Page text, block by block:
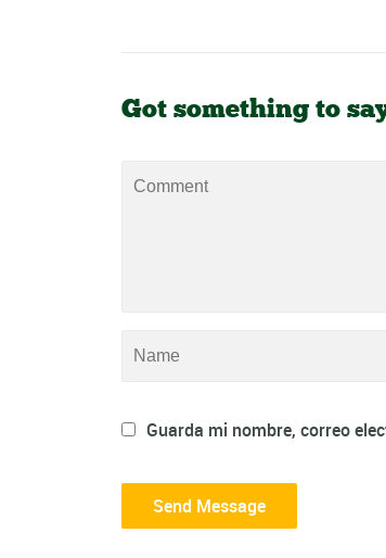
Got something to
Guarda mi nombre, correo